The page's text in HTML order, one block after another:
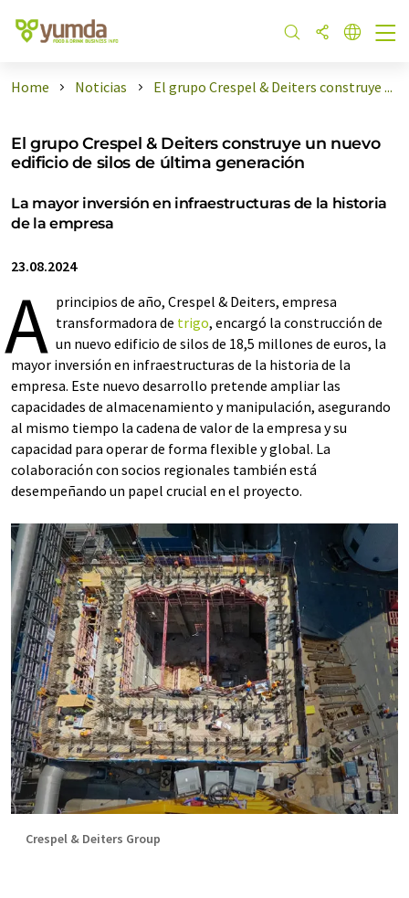
Home Noticias El grupo Crespel & Deiters construye ...
El grupo Crespel & Deiters construye un nuevo
edificio de silos de última generación
La mayor inversión en infraestructuras de la historia
de la empresa
23.08.2024
A principios de año, Crespel & Deiters, empresa
transformadora de trigo, encargó la construcción de
un nuevo edificio de silos de 18,5 millones de euros, la
mayor inversión en infraestructuras de la historia de la
empresa. Este nuevo desarrollo pretende ampliar las
capacidades de almacenamiento y manipulación, asegurando
al mismo tiempo la cadena de valor de la empresa y su
capacidad para operar de forma flexible y global. La
colaboración con socios regionales también está
desempeñando un papel crucial en el proyecto.
Crespel & Deiters Group